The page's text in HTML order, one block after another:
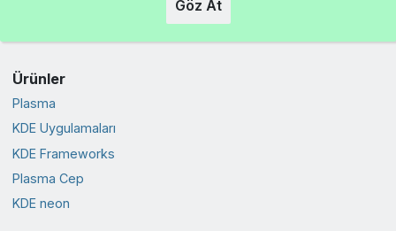
Göz At
Ürünler
Plasma
KDE Uygulamaları
KDE Frameworks
Plasma Cep
KDE neon